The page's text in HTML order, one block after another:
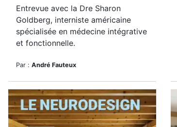
Entrevue avec la Dre Sharon
Goldberg, interniste américaine
spécialisée en médecine intégrative
et fonctionnelle.
Par : André Fauteux